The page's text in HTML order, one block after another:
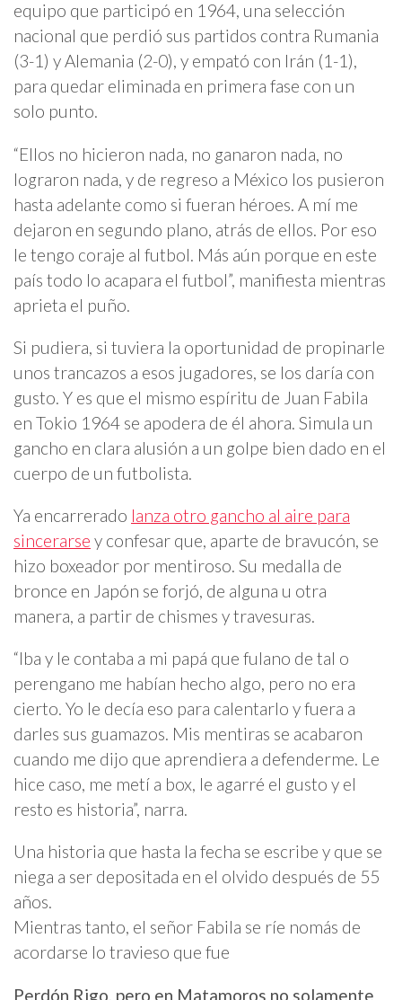
equipo que participó en 1964, una selección
nacional que perdió sus partidos contra Rumania
(3-1) y Alemania (2-0), y empató con Irán (1-1),
para quedar eliminada en primera fase con un
solo punto.
“Ellos no hicieron nada, no ganaron nada, no
lograron nada, y de regreso a México los pusieron
hasta adelante como si fueran héroes. A mí me
dejaron en segundo plano, atrás de ellos. Por eso
le tengo coraje al futbol. Más aún porque en este
país todo lo acapara el futbol”, manifiesta mientras
aprieta el puño.
Si pudiera, si tuviera la oportunidad de propinarle
unos trancazos a esos jugadores, se los daría con
gusto. Y es que el mismo espíritu de Juan Fabila
en Tokio 1964 se apodera de él ahora. Simula un
gancho en clara alusión a un golpe bien dado en el
cuerpo de un futbolista.
Ya encarrerado lanza otro gancho al aire para
sincerarse y confesar que, aparte de bravucón, se
hizo boxeador por mentiroso. Su medalla de
bronce en Japón se forjó, de alguna u otra
manera, a partir de chismes y travesuras.
“Iba y le contaba a mi papá que fulano de tal o
perengano me habían hecho algo, pero no era
cierto. Yo le decía eso para calentarlo y fuera a
darles sus guamazos. Mis mentiras se acabaron
cuando me dijo que aprendiera a defenderme. Le
hice caso, me metí a box, le agarré el gusto y el
resto es historia”, narra.
Una historia que hasta la fecha se escribe y que se
niega a ser depositada en el olvido después de 55
años.
Mientras tanto, el señor Fabila se ríe nomás de
acordarse lo travieso que fue
Perdón Rigo, pero en Matamoros no solamente